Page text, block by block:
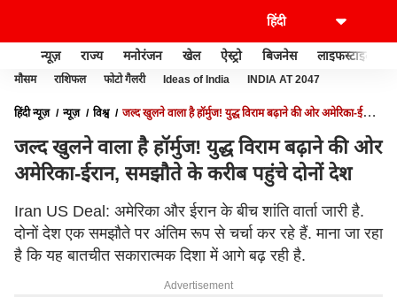
न्यूज़ राज्य मनोरंजन खेल ऐस्ट्रो बिजनेस लाइफस्टाइल
मौसम राशिफल फोटो गैलरी Ideas of India INDIA AT 2047
हिंदी न्यूज़ न्यूज़ विश्व
जल्द खुलने वाला है हॉर्मुज! युद्ध विराम बढ़ाने की ओर अमेरिका-ईरान,
जल्द खुलने वाला है हॉर्मुज! युद्ध विराम बढ़ाने की ओर
अमेरिका-ईरान, समझौते के करीब पहुंचे दोनों देश
Iran US Deal: अमेरिका और ईरान के बीच शांति वार्ता जारी है.
दोनों देश एक समझौते पर अंतिम रूप से चर्चा कर रहे हैं. माना जा रहा
है कि यह बातचीत सकारात्मक दिशा में आगे बढ़ रही है.
Advertisement